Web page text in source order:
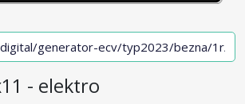
- elektro